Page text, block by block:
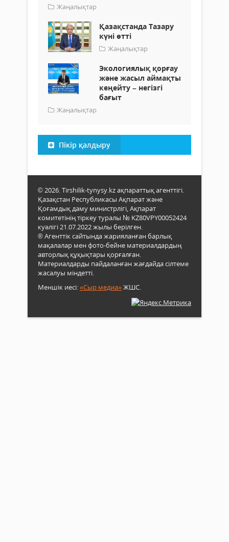
Жаңалықтар
Қазақстанда Тазару
күні өтті
Жаңалықтар
Экологиялық қорғау
және жасыл аймақты
кеңейту – негізгі
бағыт
Жаңалықтар
Пікір қалдыру
© 2026. Tirshilik-tynysy.kz ақпараттық агенттігі.
Қазақстан Республикасы Ақпарат және
Қоғамдық даму министрлігі, Ақпарат
комитетінің тіркеу туралы № KZ80VPY00052424
куәлігі 21.07.2022 жылы берілген.
® Агенттік сайтында жарияланған барлық
мақалалар мен фото-бейне материалдардың
авторлық құқықтары қорғалған.
Материалдарды пайдаланған жағдайда сілтеме
жасалуы міндетті.
Меншік иесі:«Сыр медиа»ЖШС.